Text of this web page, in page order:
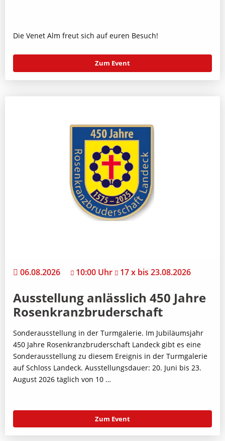
Die Venet Alm freut sich auf euren Besuch!
Zum Event
06.08.2026 10:00 Uhr 17 x bis 23.08.2026
Ausstellung anlässlich 450 Jahre
Rosenkranzbruderschaft
Sonderausstellung in der Turmgalerie. Im Jubiläumsjahr
450 Jahre Rosenkranzbruderschaft Landeck gibt es eine
Sonderausstellung zu diesem Ereignis in der Turmgalerie
auf Schloss Landeck. Ausstellungsdauer: 20. Juni bis 23.
August 2026 täglich von 10 …
Zum Event